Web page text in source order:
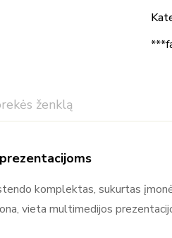
ženklą
komplektas, sukurtas
vieta multimedijos
– reklaminiai sprendimai,
reklamos sprendimus ir